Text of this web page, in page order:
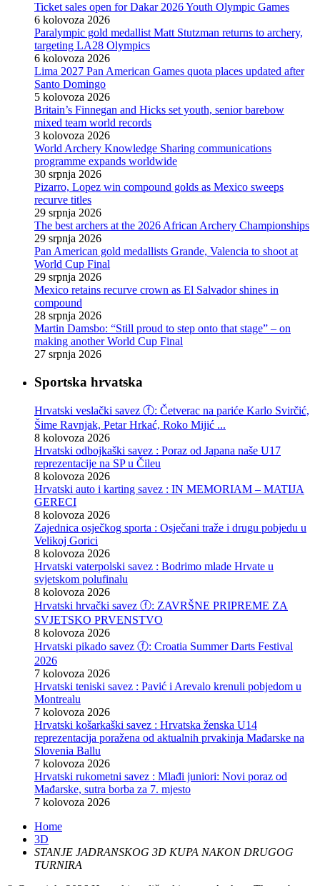
Ticket sales open for Dakar 2026 Youth Olympic Games
6 kolovoza 2026
Paralympic gold medallist Matt Stutzman returns to archery,
targeting LA28 Olympics
6 kolovoza 2026
Lima 2027 Pan American Games quota places updated after
Santo Domingo
5 kolovoza 2026
Britain’s Finnegan and Hicks set youth, senior barebow
mixed team world records
3 kolovoza 2026
World Archery Knowledge Sharing communications
programme expands worldwide
30 srpnja 2026
Pizarro, Lopez win compound golds as Mexico sweeps
recurve titles
29 srpnja 2026
The best archers at the 2026 African Archery Championships
29 srpnja 2026
Pan American gold medallists Grande, Valencia to shoot at
World Cup Final
29 srpnja 2026
Mexico retains recurve crown as El Salvador shines in
compound
28 srpnja 2026
Martin Damsbo: “Still proud to step onto that stage” – on
making another World Cup Final
27 srpnja 2026
Sportska hrvatska
Hrvatski veslački savez ⓕ: Četverac na pariće Karlo Svirčić,
Šime Ravnjak, Petar Hrkać, Roko Mijić ...
8 kolovoza 2026
Hrvatski odbojkaški savez : Poraz od Japana naše U17
reprezentacije na SP u Čileu
8 kolovoza 2026
Hrvatski auto i karting savez : IN MEMORIAM – MATIJA
GERECI
8 kolovoza 2026
Zajednica osječkog sporta : Osječani traže i drugu pobjedu u
Velikoj Gorici
8 kolovoza 2026
Hrvatski vaterpolski savez : Bodrimo mlade Hrvate u
svjetskom polufinalu
8 kolovoza 2026
Hrvatski hrvački savez ⓕ: ZAVRŠNE PRIPREME ZA
SVJETSKO PRVENSTVO
8 kolovoza 2026
Hrvatski pikado savez ⓕ: Croatia Summer Darts Festival
2026
7 kolovoza 2026
Hrvatski teniski savez : Pavić i Arevalo krenuli pobjedom u
Montrealu
7 kolovoza 2026
Hrvatski košarkaški savez : Hrvatska ženska U14
reprezentacija poražena od aktualnih prvakinja Mađarske na
Slovenia Ballu
7 kolovoza 2026
Hrvatski rukometni savez : Mlađi juniori: Novi poraz od
Mađarske, sutra borba za 7. mjesto
7 kolovoza 2026
Home
3D
STANJE JADRANSKOG 3D KUPA NAKON DRUGOG
TURNIRA